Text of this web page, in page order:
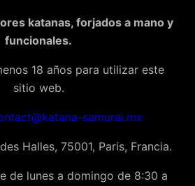
katanas, forjados a mano y
funcionales.
18 años para utilizar este
sitio web.
samurai.mx
Halles, 75001, Paris, Francia.
de lunes a domingo de 8:30 a